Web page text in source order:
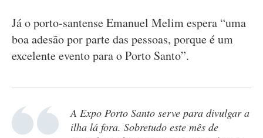
Já o porto-santense Emanuel Melim espera “uma
boa adesão por parte das pessoas, porque é um
excelente evento para o Porto Santo”.
A Expo Porto Santo serve para divulgar a
ilha lá fora. Sobretudo este mês de